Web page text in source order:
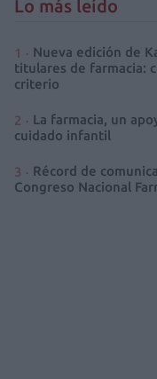
Lo más leído
Nueva edición de
titulares de farmacia:
criterio
La farmacia, un
cuidado infantil
Récord de
Congreso Nacional